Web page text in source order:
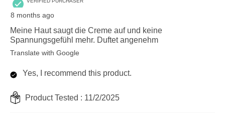
8 months ago
Meine Haut saugt die Creme auf und keine
Spannungsgefühl mehr. Duftet angenehm
Translate with Google
Yes, I recommend this product.
Product Tested : 11/2/2025